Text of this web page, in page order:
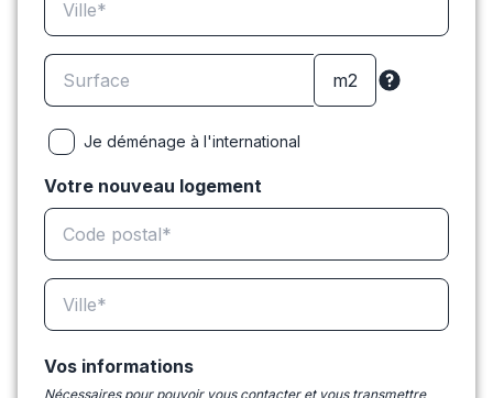
Je déménage à l'international
Votre nouveau logement
Vos informations
Nécessaires pour pouvoir vous contacter et vous transmettre